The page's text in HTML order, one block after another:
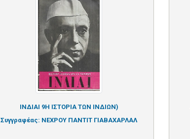
ΙΝΔΙΑΙ 9Η ΙΣΤΟΡΙΑ ΤΩΝ ΙΝΔΙΩΝ)
Συγγραφέας: ΝΕΧΡΟΥ ΠΑΝΤΙΤ ΓΙΑΒΑΧΑΡΛΑΛ